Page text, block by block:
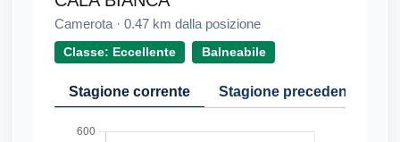
Camerota · 0.47 km dalla posizione
Classe: Eccellente Balneabile
Stagione corrente Stagione precedente